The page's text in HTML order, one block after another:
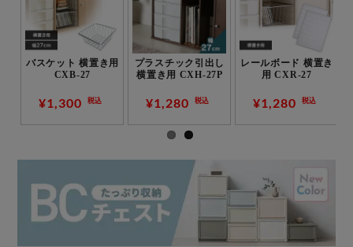
バスケット 横置き用
CXB-27
¥1,300 税込
プラスチック引出し
横置き用 CXH-27P
¥1,280 税込
レールボード 横置き
用 CXR-27
¥1,280 税込